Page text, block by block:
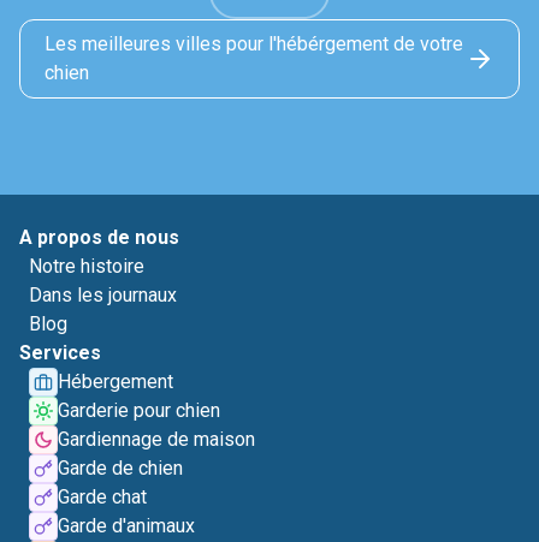
Les meilleures villes pour l'hébérgement de votre
chien
A propos de nous
Notre histoire
Dans les journaux
Blog
Services
Hébergement
Garderie pour chien
Gardiennage de maison
Garde de chien
Garde chat
Garde d'animaux